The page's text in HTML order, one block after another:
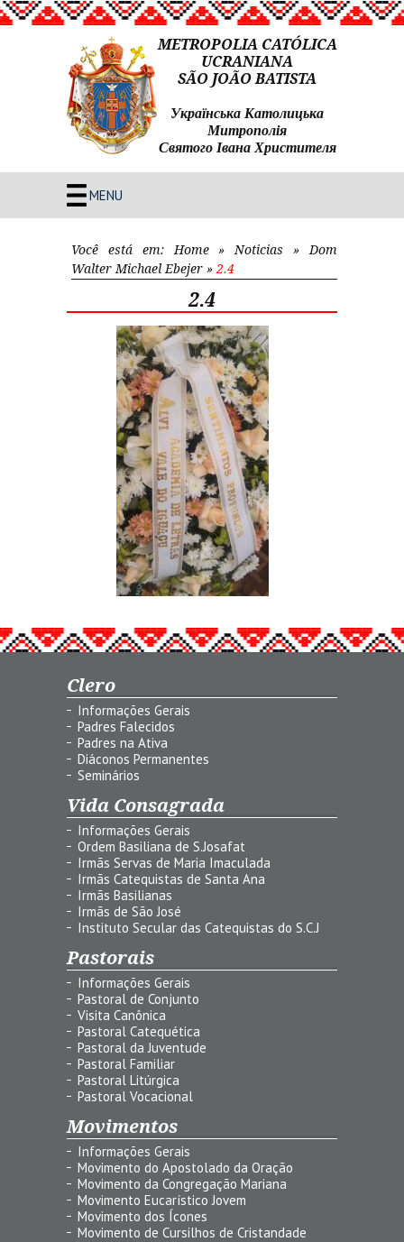
METROPOLIA CATÓLICA
UCRANIANA
SÃO JOÃO BATISTA
Українська Католицька
Митрополія
Святого Івана Христителя
MENU
Você está em: Home» Noticias » Dom
Walter Michael Ebejer » 2.4
2.4
Clero
Informações Gerais
Padres Falecidos
Padres na Ativa
Diáconos Permanentes
Seminários
Vida Consagrada
Informações Gerais
Ordem Basiliana de S.Josafat
Irmãs Servas de Maria Imaculada
Irmãs Catequistas de Santa Ana
Irmãs Basilianas
Irmãs de São José
Instituto Secular das Catequistas do S.C.J
Pastorais
Informações Gerais
Pastoral de Conjunto
Visita Canônica
Pastoral Catequética
Pastoral da Juventude
Pastoral Familiar
Pastoral Litúrgica
Pastoral Vocacional
Movimentos
Informações Gerais
Movimento do Apostolado da Oração
Movimento da Congregação Mariana
Movimento Eucarístico Jovem
Movimento dos Ícones
Movimento de Cursilhos de Cristandade